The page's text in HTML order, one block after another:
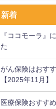
新着
『ココモーラ』
た
がん保険はおす
【2025年11月】
医療保険おすす